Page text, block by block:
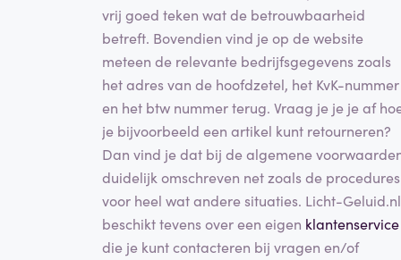
vrij goed teken wat de betrouwbaarheid
betreft. Bovendien vind je op de website
meteen de relevante bedrijfsgegevens zoals
het adres van de hoofdzetel, het KvK-nummer
en het btw nummer terug. Vraag je je je af
je bijvoorbeeld een artikel kunt retourneren?
Dan vind je dat bij de algemene
duidelijk omschreven net zoals de procedures
voor heel wat andere situaties. Licht-Geluid.nl
beschikt tevens over een eigen klantenservice
die je kunt contacteren bij vragen en/of